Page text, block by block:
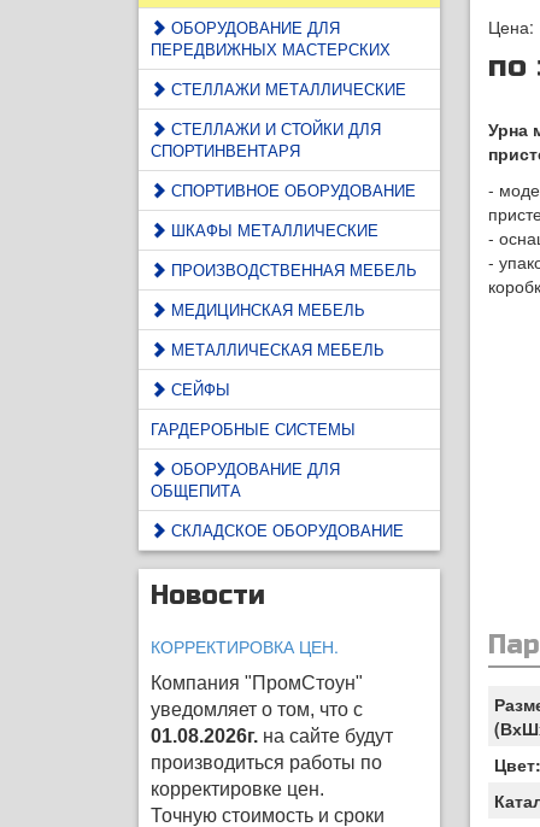
ОБОРУДОВАНИЕ ДЛЯ
ПЕРЕДВИЖНЫХ МАСТЕРСКИХ
СТЕЛЛАЖИ МЕТАЛЛИЧЕСКИЕ
СТЕЛЛАЖИ И СТОЙКИ ДЛЯ
СПОРТИНВЕНТАРЯ
СПОРТИВНОЕ ОБОРУДОВАНИЕ
ШКАФЫ МЕТАЛЛИЧЕСКИЕ
ПРОИЗВОДСТВЕННАЯ МЕБЕЛЬ
МЕДИЦИНСКАЯ МЕБЕЛЬ
МЕТАЛЛИЧЕСКАЯ МЕБЕЛЬ
СЕЙФЫ
ГАРДЕРОБНЫЕ СИСТЕМЫ
ОБОРУДОВАНИЕ ДЛЯ
ОБЩЕПИТА
СКЛАДСКОЕ ОБОРУДОВАНИЕ
Новости
КОРРЕКТИРОВКА ЦЕН.
Компания "ПромСтоун"
уведомляет о том, что с
01.08.2026г. на сайте будут
производиться работы по
корректировке цен.
Точную стоимость и сроки
Цена:
по
Урна
-
-
-